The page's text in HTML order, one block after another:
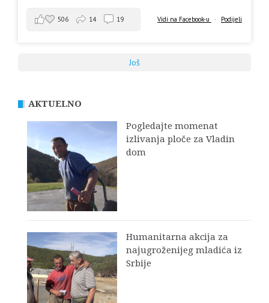
Vidi na Facebook-u · Podijeli
506 14 19
Još
AKTUELNO
Pogledajte momenat
izlivanja ploče za Vladin
dom
Humanitarna akcija za
najugroženijeg mladića iz
Srbije